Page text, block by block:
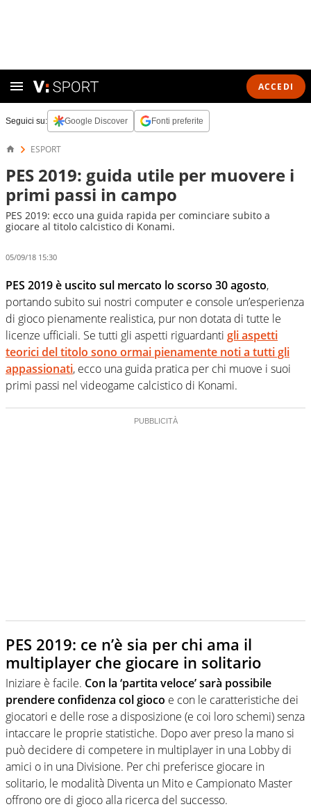
ACCEDI
Seguici su: Google Discover Fonti preferite
ESPORT
PES 2019: guida utile per muovere i
primi passi in campo
PES 2019: ecco una guida rapida per cominciare subito a
giocare al titolo calcistico di Konami.
05/09/18 15:30
PES 2019 è uscito sul mercato lo scorso 30 agosto,
portando subito sui nostri computer e console un’esperienza
di gioco pienamente realistica, pur non dotata di tutte le
licenze ufficiali. Se tutti gli aspetti riguardanti gli aspetti
teorici del titolo sono ormai pienamente noti a tutti gli
appassionati, ecco una guida pratica per chi muove i suoi
primi passi nel videogame calcistico di Konami.
PES 2019: ce n’è sia per chi ama il
multiplayer che giocare in solitario
Iniziare è facile. Con la ‘partita veloce’ sarà possibile
prendere confidenza col gioco e con le caratteristiche dei
giocatori e delle rose a disposizione (e coi loro schemi) senza
intaccare le proprie statistiche. Dopo aver preso la mano si
può decidere di competere in multiplayer in una Lobby di
amici o in una Divisione. Per chi preferisce giocare in
solitario, le modalità Diventa un Mito e Campionato Master
offrono ore di gioco alla ricerca del successo.